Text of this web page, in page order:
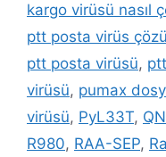
kargo virüsü nasıl
ptt posta virüs
ptt posta virüsü,
virüsü, pumax
virüsü, PyL33T,
R980, RAA-SEP,